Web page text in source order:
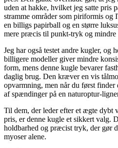
uden at hakke, hvilket jeg satte pris
stramme områder som piriformis og
en billigs papirball og en større
mere præcis til punkt-tryk og
Jeg har også testet andre kugler, og
billigere modeller giver mindre
form, mens denne kugle bevarer
daglig brug. Den kræver en vis
opvarmning, men når du først finder
af spændinger på en naturoptur-
Til dem, der leder efter et ægte dybt
pris, er denne kugle et sikkert valg.
holdbarhed og præcist tryk, der gør
myoser alene.